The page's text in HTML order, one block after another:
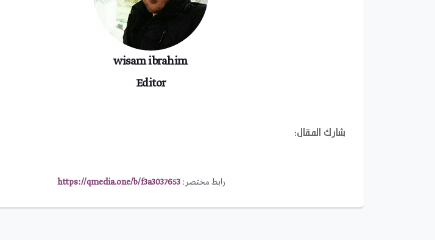
wisam ibrahim
Editor
شارك المقال:
رابط مختصر: https://qmedia.one/b/f3a3037653